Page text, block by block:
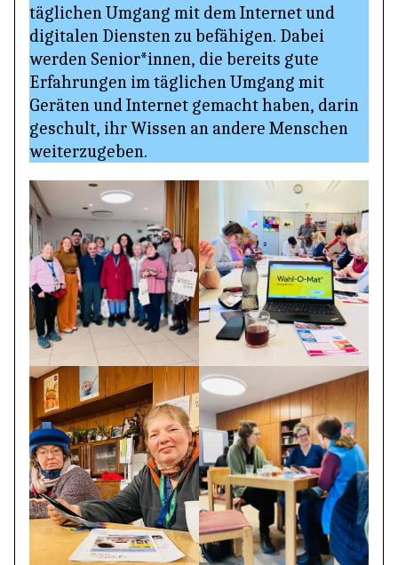
täglichen Umgang mit dem Internet und
digitalen Diensten zu befähigen. Dabei
werden Senior*innen, die bereits gute
Erfahrungen im täglichen Umgang mit
Geräten und Internet gemacht haben, darin
geschult, ihr Wissen an andere Menschen
weiterzugeben.